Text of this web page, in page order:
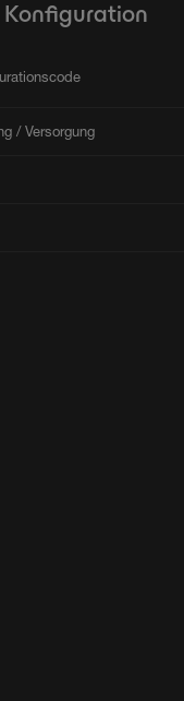
Konfiguration
/ Versorgung